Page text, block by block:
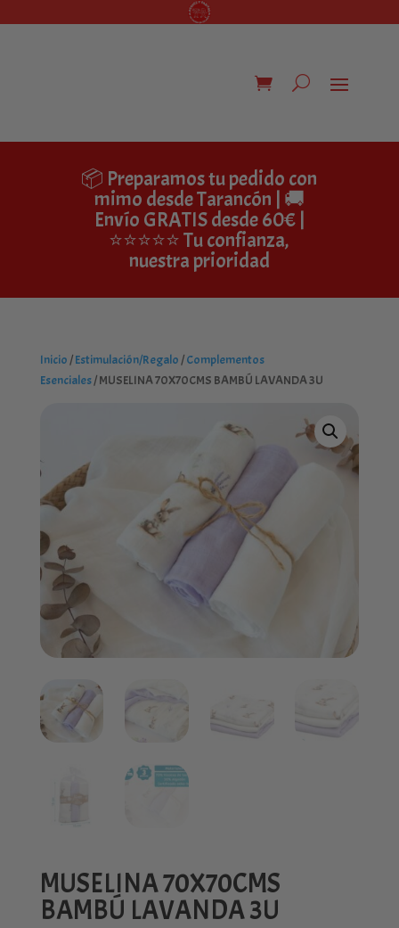
📦 Preparamos tu pedido con
mimo desde Tarancón | 🚚
Envío GRATIS desde 60€ |
⭐⭐⭐⭐⭐ Tu confianza,
nuestra prioridad
Inicio /Estimulación/Regalo /Complementos
Esenciales/ MUSELINA 70X70CMS BAMBÚ LAVANDA 3U
MUSELINA 70X70CMS
BAMBÚ LAVANDA 3U